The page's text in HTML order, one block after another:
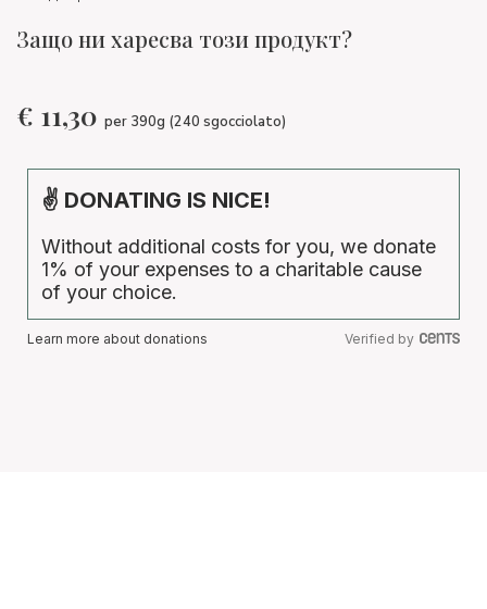
Защо ни харесва този продукт?
€ 11,30 per 390g (240 sgocciolato)
✌ DONATING IS NICE!
Without additional costs for you, we donate
1% of your expenses to a charitable cause
of your choice.
Learn more about donations Verified by